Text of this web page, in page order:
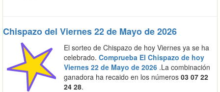
Chispazo del Viernes 22 de Mayo de 2026
El sorteo de Chispazo de hoy Viernes ya se ha
celebrado. Comprueba El Chispazo de hoy
Viernes 22 de Mayo de 2026 .La combinación
ganadora ha recaido en los números 03 07 22
24 28.